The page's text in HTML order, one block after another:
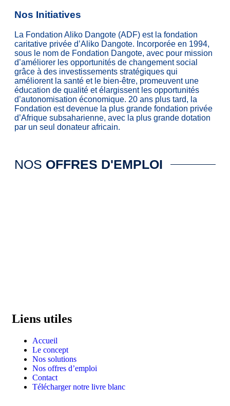
Nos Initiatives
La Fondation Aliko Dangote (ADF) est la fondation
caritative privée d’Aliko Dangote. Incorporée en 1994,
sous le nom de Fondation Dangote, avec pour mission
d’améliorer les opportunités de changement social
grâce à des investissements stratégiques qui
améliorent la santé et le bien-être, promeuvent une
éducation de qualité et élargissent les opportunités
d’autonomisation économique. 20 ans plus tard, la
Fondation est devenue la plus grande fondation privée
d’Afrique subsaharienne, avec la plus grande dotation
par un seul donateur africain.
NOS OFFRES D'EMPLOI
Liens utiles
Accueil
Le concept
Nos solutions
Nos offres d’emploi
Contact
Télécharger notre livre blanc